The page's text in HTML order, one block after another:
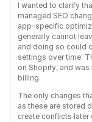
I wanted to clarify
managed SEO
app-specific
generally cannot
and doing so could
settings over time.
on Shopify, and
billing.
The only changes
as these are stored
create conflicts later